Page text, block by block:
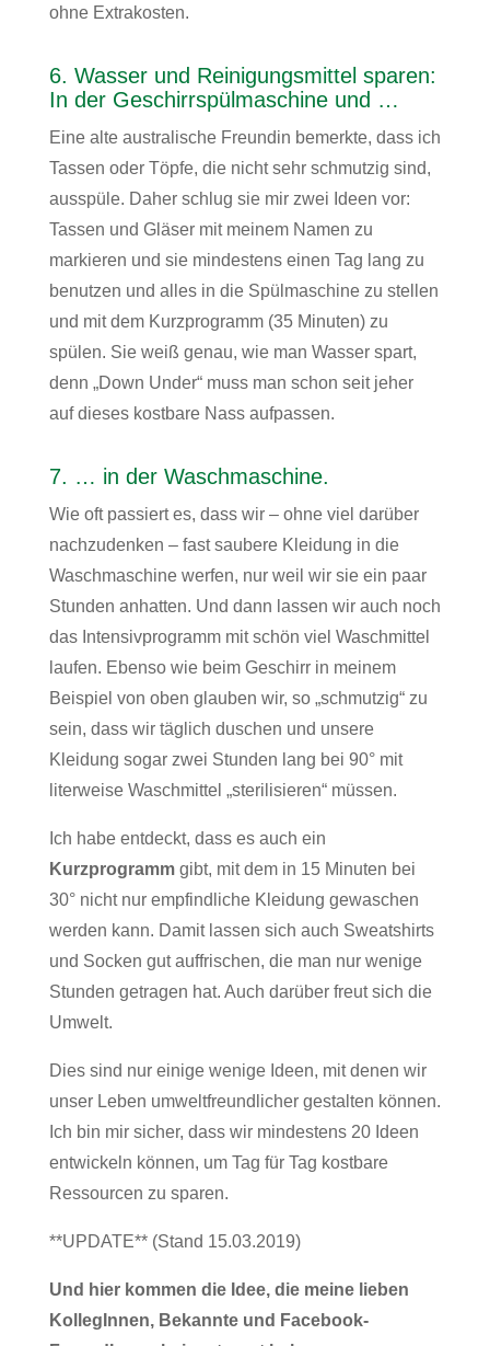
ohne Extrakosten.
6. Wasser und Reinigungsmittel sparen:
In der Geschirrspülmaschine und …
Eine alte australische Freundin bemerkte, dass ich
Tassen oder Töpfe, die nicht sehr schmutzig sind,
ausspüle. Daher schlug sie mir zwei Ideen vor:
Tassen und Gläser mit meinem Namen zu
markieren und sie mindestens einen Tag lang zu
benutzen und alles in die Spülmaschine zu stellen
und mit dem Kurzprogramm (35 Minuten) zu
spülen. Sie weiß genau, wie man Wasser spart,
denn „Down Under“ muss man schon seit jeher
auf dieses kostbare Nass aufpassen.
7. … in der Waschmaschine.
Wie oft passiert es, dass wir – ohne viel darüber
nachzudenken – fast saubere Kleidung in die
Waschmaschine werfen, nur weil wir sie ein paar
Stunden anhatten. Und dann lassen wir auch noch
das Intensivprogramm mit schön viel Waschmittel
laufen. Ebenso wie beim Geschirr in meinem
Beispiel von oben glauben wir, so „schmutzig“ zu
sein, dass wir täglich duschen und unsere
Kleidung sogar zwei Stunden lang bei 90° mit
literweise Waschmittel „sterilisieren“ müssen.
Ich habe entdeckt, dass es auch ein
Kurzprogramm gibt, mit dem in 15 Minuten bei
30° nicht nur empfindliche Kleidung gewaschen
werden kann. Damit lassen sich auch Sweatshirts
und Socken gut auffrischen, die man nur wenige
Stunden getragen hat. Auch darüber freut sich die
Umwelt.
Dies sind nur einige wenige Ideen, mit denen wir
unser Leben umweltfreundlicher gestalten können.
Ich bin mir sicher, dass wir mindestens 20 Ideen
entwickeln können, um Tag für Tag kostbare
Ressourcen zu sparen.
**UPDATE** (Stand 15.03.2019)
Und hier kommen die Idee, die meine lieben
KollegInnen, Bekannte und Facebook-